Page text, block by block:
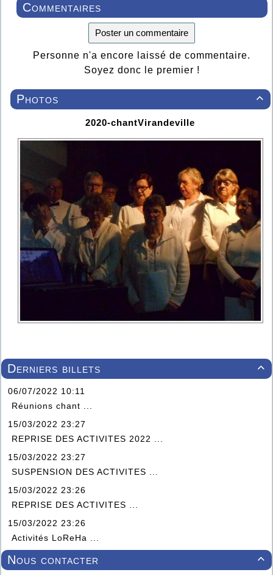

Derniers billets
06/07/2022 10:11
Réunions chant ...
15/03/2022 23:27
REPRISE DES ACTIVITES 2022 ...
15/03/2022 23:27
SUSPENSION DES ACTIVITES ...
15/03/2022 23:26
REPRISE DES ACTIVITES ...
15/03/2022 23:26
Activités LoReHa ...

Nous contacter
Commentaires
Poster un commentaire
Personne n'a encore laissé de commentaire.
Soyez donc le premier !

Photos
2020-chantVirandeville